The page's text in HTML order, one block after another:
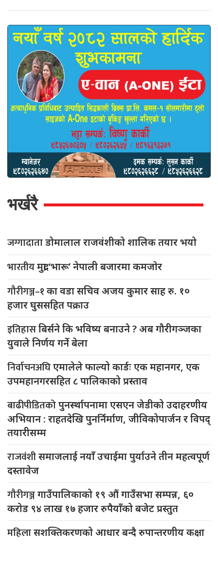
भर्खरै
जग्गादाताडोमालाल राजवंशीको शालिक तयार भयो
भारतीयमुद्रा ‘भारू’ नेपाली बजारमा कमजाेर
गौरीगञ्ज–१का वडा सचिव अजय कुमार साह रु. १०
हजार घुससहित पक्राउ
इतिहासबिर्सने कि भविष्य बनाउने ? अब गौरीगञ्जका
युवाले निर्णय गर्ने बेला
निर्वाचनअघिएमालेले फाल्यो कार्डः एक महानगर, एक
उपमहानगरसहित ८ पालिकाको प्रस्ताव
बाढीपीडितकोपुनर्स्थापनामा एसएन जेडीको उदाहरणीय
अभियान : राहतदेखि पुनर्निर्माण, जीविकोपार्जन र विपद्
तयारीसम्म
राजवंशीसमाजलाई नयाँ उचाईमा पुर्याउने तीन महत्वपूर्ण
दस्तावेज
गौरीगञ्जगाउँपालिकाको १९ औं गाउँसभा सम्पन्न, ६०
करोड ९४ लाख १७ हजार रुपैयाँको बजेट प्रस्तुत
महिलासशक्तिकरणको आधार बन्दै रुपान्तरणीय कक्षा